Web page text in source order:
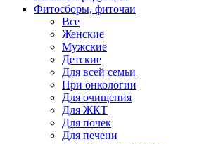
Фитосборы, фиточаи
Все
Женские
Мужские
Детские
Для всей семьи
При онкологии
Для очищения
Для ЖКТ
Для почек
Для печени